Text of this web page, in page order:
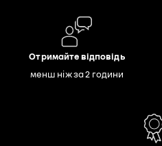
Отримайте відповідь
менш ніж за 2 години